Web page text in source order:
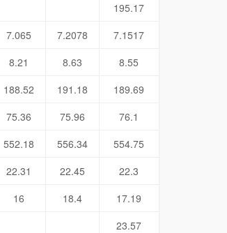
195.17
7.065 7.2078
7.1517
8.21 8.63
8.55
188.52 191.18
189.69
75.36 75.96
76.1
552.18 556.34
554.75
22.31 22.45
22.3
16 18.4
17.19
23.57